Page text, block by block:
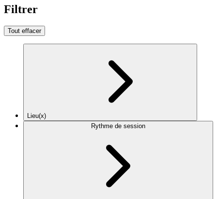
Filtrer
Tout effacer
Lieu(x)
Rythme de session